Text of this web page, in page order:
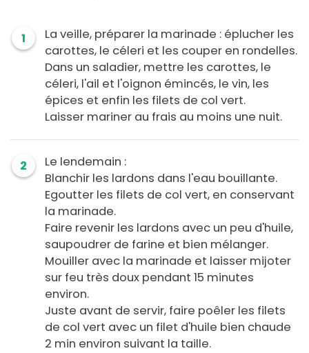
1
La veille, préparer la marinade : éplucher les
carottes, le céleri et les couper en rondelles.
Dans un saladier, mettre les carottes, le
céleri, l'ail et l'oignon émincés, le vin, les
épices et enfin les filets de col vert.
Laisser mariner au frais au moins une nuit.
2
Le lendemain :
Blanchir les lardons dans l'eau bouillante.
Egoutter les filets de col vert, en conservant
la marinade.
Faire revenir les lardons avec un peu d'huile,
saupoudrer de farine et bien mélanger.
Mouiller avec la marinade et laisser mijoter
sur feu très doux pendant 15 minutes
environ.
Juste avant de servir, faire poêler les filets
de col vert avec un filet d'huile bien chaude
2 min environ suivant la taille.